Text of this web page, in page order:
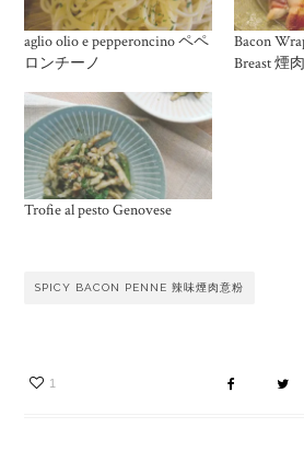
aglio olio e pepperoncino ペペ
ロンチーノ
Bacon
Breast 煙
Trofie al pesto Genovese
SPICY BACON PENNE 辣味煙肉意粉
1